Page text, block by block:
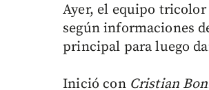
Ayer, el equipo
según informaciones
principal para luego
Inició con Cristian